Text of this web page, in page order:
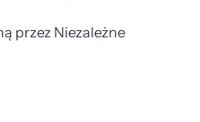
przez Niezależne